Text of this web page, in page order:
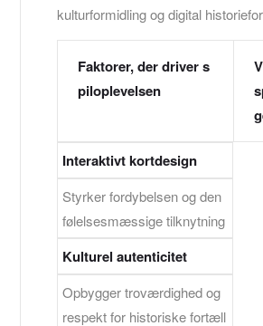
kulturformidling og digital
Faktorer, der driver s
piloplevelsen
Interaktivt kortdesign
Styrker fordybelsen og den
følelsesmæssige tilknytning
Kulturel autenticitet
Opbygger troværdighed og
respekt for historiske fortæll